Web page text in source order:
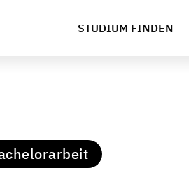
STUDIUM FINDEN